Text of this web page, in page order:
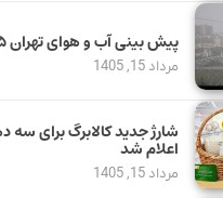
پیش بینی آب و هوای تهران ۱۵ مرداد
مرداد 15, 1405
شارژ جدید کالابرگ برای سه
اعلام شد
مرداد 15, 1405